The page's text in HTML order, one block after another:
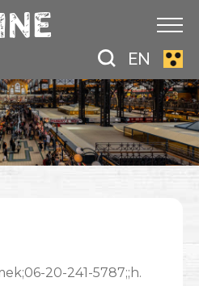
EN
20-241-5787;;h.